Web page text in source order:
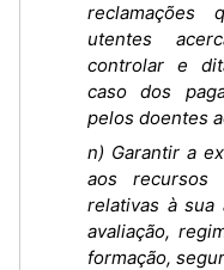
reclamações
utentes
controlar e
caso dos
pelos doentes
n) Garantir a
aos recursos
relativas à sua
avaliação,
formação,